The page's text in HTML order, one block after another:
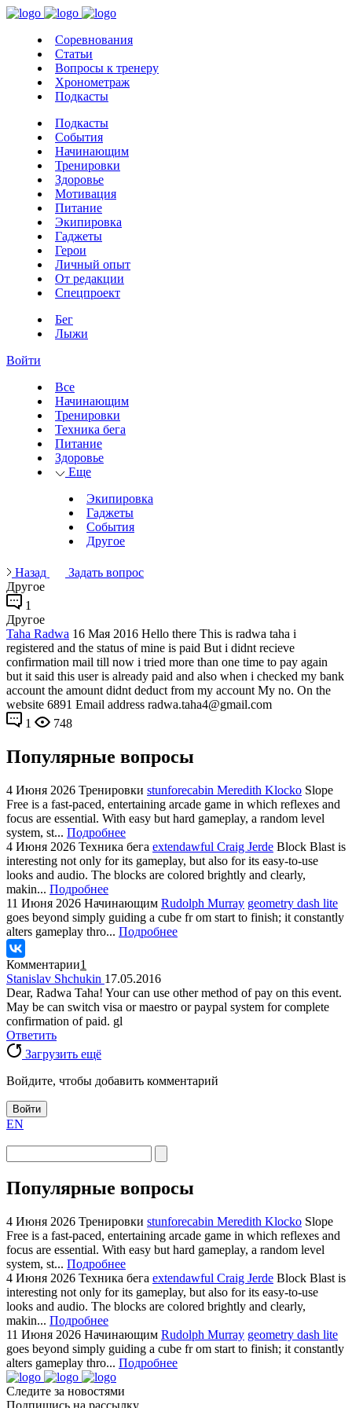
Соревнования
Статьи
Вопросы к тренеру
Хронометраж
Подкасты
Подкасты
События
Начинающим
Тренировки
Здоровье
Мотивация
Питание
Экипировка
Гаджеты
Герои
Личный опыт
От редакции
Спецпроект
Бег
Лыжи
Войти
Все
Начинающим
Тренировки
Техника бега
Питание
Здоровье
Еще
Экипировка
Гаджеты
События
Другое
Назад
Задать вопрос
Другое
1
Другое
Taha Radwa 16 Мая 2016 Hello there This is radwa taha i
registered and the status of mine is paid But i didnt recieve
confirmation mail till now i tried more than one time to pay again
but it said this user is already paid and also when i checked my bank
account the amount didnt deduct from my account My no. On the
website 6891 Email address radwa.taha4@gmail.com
1
748
Популярные вопросы
4 Июня 2026 Тренировки stunforecabin Meredith Klocko Slope
Free is a fast-paced, entertaining arcade game in which reflexes and
focus are essential. With easy but hard gameplay, a random level
system, st... Подробнее
4 Июня 2026 Техника бега extendawful Craig Jerde Block Blast is
interesting not only for its gameplay, but also for its easy-to-use
looks and audio. The blocks are colored brightly and clearly,
makin... Подробнее
11 Июня 2026 Начинающим Rudolph Murray geometry dash lite
goes beyond simply guiding a cube fr om start to finish; it constantly
alters gameplay thro... Подробнее
Комментарии1
Stanislav Shchukin 17.05.2016
Dear, Radwa Taha! Your can use other method of pay on this event.
May be can switch visa or maestro or paypal system for complete
confirmation of paid. gl
Ответить
Загрузить ещё
Войдите, чтобы добавить комментарий
Войти
EN
Популярные вопросы
4 Июня 2026 Тренировки stunforecabin Meredith Klocko Slope
Free is a fast-paced, entertaining arcade game in which reflexes and
focus are essential. With easy but hard gameplay, a random level
system, st... Подробнее
4 Июня 2026 Техника бега extendawful Craig Jerde Block Blast is
interesting not only for its gameplay, but also for its easy-to-use
looks and audio. The blocks are colored brightly and clearly,
makin... Подробнее
11 Июня 2026 Начинающим Rudolph Murray geometry dash lite
goes beyond simply guiding a cube fr om start to finish; it constantly
alters gameplay thro... Подробнее
Следите за новостями
Подпишись на рассылку